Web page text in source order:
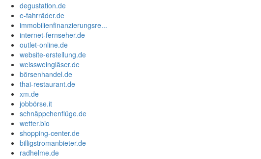
degustation.de
e-fahrräder.de
immobilienfinanzierungsre...
internet-fernseher.de
outlet-online.de
website-erstellung.de
weissweingläser.de
börsenhandel.de
thai-restaurant.de
xm.de
jobbörse.it
schnäppchenflüge.de
wetter.bio
shopping-center.de
billigstromanbieter.de
radhelme.de